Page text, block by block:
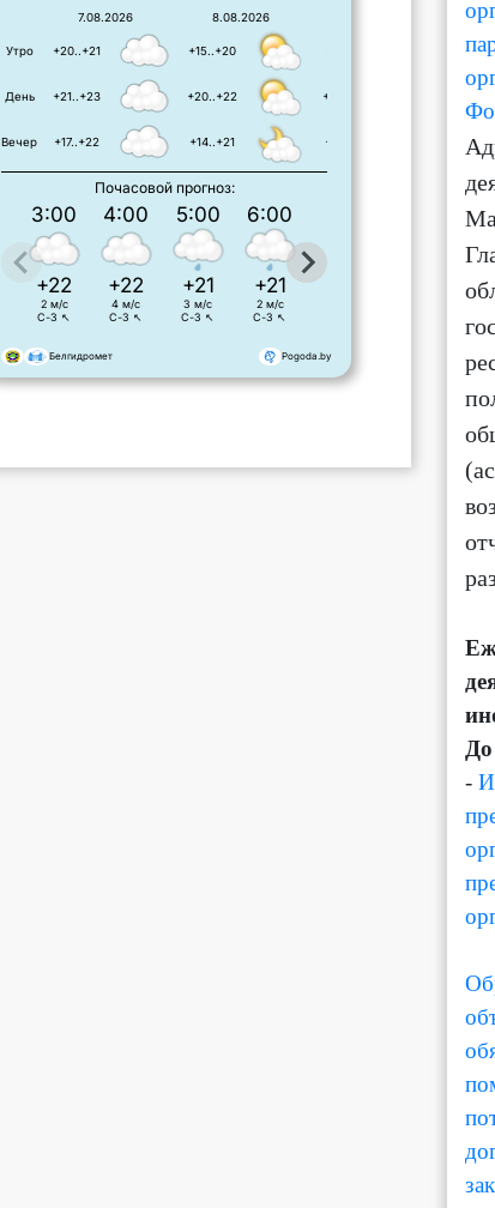
7.08.2026
+20..+21
+21..+23
+17..+22
8.08.2026
+15..+20
+20..+22
+14..+21
+23..+23
+15..+19
Вечер
День
Утро
Почасовой прогноз:
3:00
+22
2 м/с
С-З ↖
4:00
+22
4 м/с
С-З ↖
5:00
+21
3 м/с
С-З ↖
6:00
+21
2 м/с
С-З ↖
Pogoda.by
Белгидромет
-